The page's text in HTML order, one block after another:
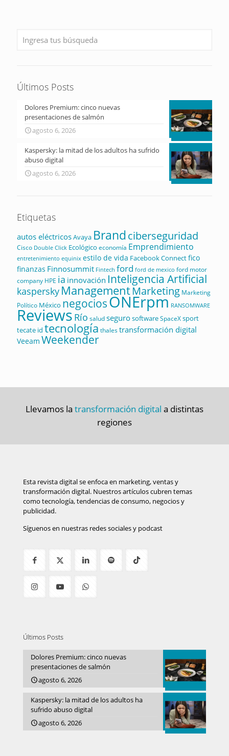
Últimos Posts
Dolores Premium: cinco nuevas
presentaciones de salmón
agosto 6, 2026
Kaspersky: la mitad de los adultos ha sufrido
abuso digital
agosto 6, 2026
Etiquetas
autos eléctricosAvaya Brandciberseguridad
Cisco Double Click Ecológico economía Emprendimiento
entretenimiento equinix estilo de vida Facebook Connectfico
finanzas Finnosummit Fintech ford ford de mexico ford motor
company HPE ia innovación Inteligencia Artificial
kaspersky ManagementMarketing Marketing
Político México negociosONErpm RANSOMWARE
Reviews Río saludsegurosoftwareSpaceXsport
tecate id tecnología thalestransformación digital
Veeam Weekender
Llevamos la transformación digital a distintas
regiones
Esta revista digital se enfoca en marketing, ventas y
transformación digital. Nuestros artículos cubren temas
como tecnología, tendencias de consumo, negocios y
publicidad.
Síguenos en nuestras redes sociales y podcast
Últimos Posts
Dolores Premium: cinco nuevas
presentaciones de salmón
agosto 6, 2026
Kaspersky: la mitad de los adultos ha
sufrido abuso digital
agosto 6, 2026